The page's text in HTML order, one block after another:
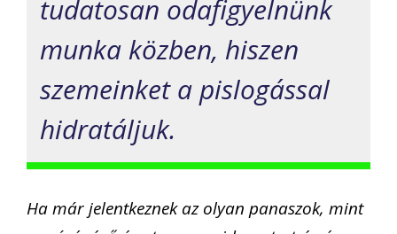
tudatosan odafigyelnünk
munka közben, hiszen
szemeinket a pislogással
hidratáljuk.
Ha már jelentkeznek az olyan panaszok, mint